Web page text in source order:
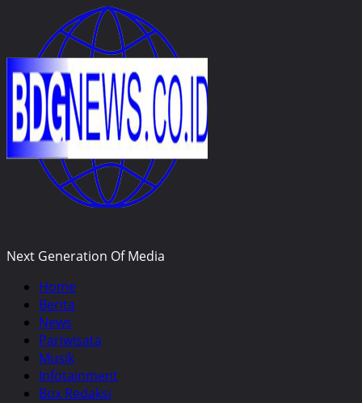
content
Next Generation Of Media
Primary
Menu
Home
Berita
News
Pariwisata
Musik
Infotainment
Box Redaksi